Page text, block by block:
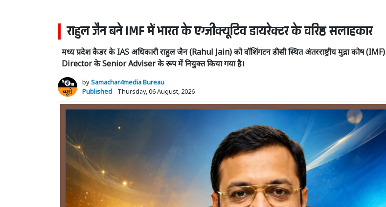
राहुल जैन बने IMF में भारत के एग्जीक्यूटिव डायरेक्टर के वरिष्ठ सलाहकार
मध्य प्रदेश कैडर के IAS अधिकारी राहुल जैन (Rahul Jain) को वॉशिंगटन डीसी स्थित अंतरराष्ट्रीय मुद्रा कोष
Director के Senior Adviser के रूप में नियुक्त किया गया है।
bySamachar4media Bureau
Published - Thursday, 06 August, 2026